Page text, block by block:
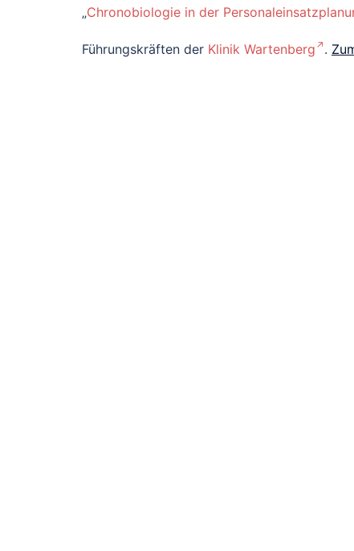
„Chronobiologie in der
Führungskräften der Klinik Wartenberg .